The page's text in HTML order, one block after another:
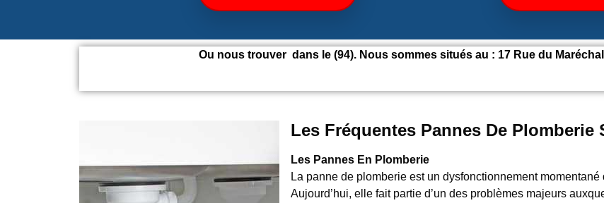
Ou nous trouver dans le (94). Nous sommes situés au : 17 Rue du
Les Fréquentes Pannes De Plomberie
Les Pannes En Plomberie
La panne de plomberie est un dysfonctionnement
Aujourd’hui, elle fait partie d’un des problèmes majeurs